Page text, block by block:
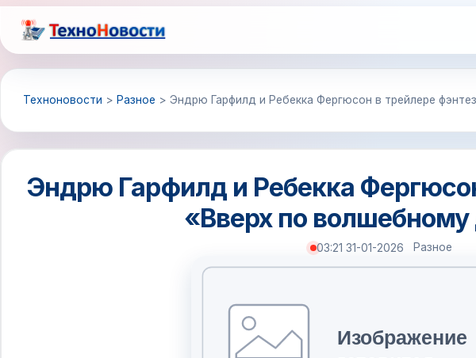
Перейти
к
содержимому
Техноновости > Разное > Эндрю Гарфилд и Ребекка Фергюсон в трейлере
Эндрю Гарфилд и Ребекка
«Вверх по волшебному
03:21 31-01-2026 Разное